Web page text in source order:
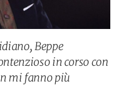
Beppe
in corso con
mi fanno più